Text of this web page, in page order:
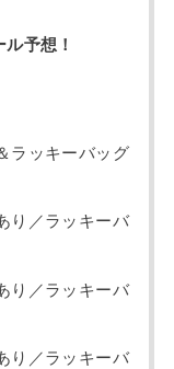
予想！
ラッキーバッグ
り／ラッキーバ
り／ラッキーバ
り／ラッキーバ